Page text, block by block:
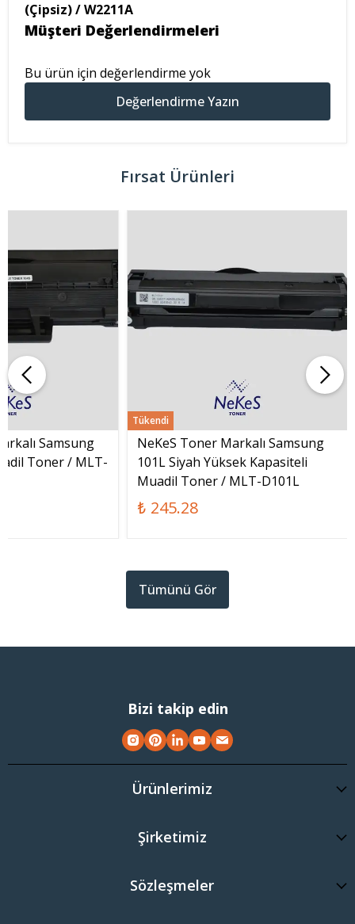
(Çipsiz) / W2211A
Müşteri Değerlendirmeleri
Bu ürün için değerlendirme yok
Değerlendirme Yazın
Fırsat Ürünleri
Samsung
Toner / MLT-
Tükendi
NeKeS Toner Markalı Samsung
101L Siyah Yüksek Kapasiteli
Muadil Toner / MLT-D101L
₺ 245.28
Tümünü Gör
Bizi takip edin
Ürünlerimiz
Şirketimiz
Sözleşmeler